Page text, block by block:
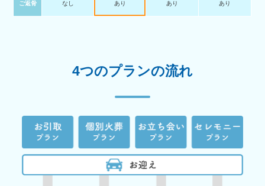
ご返骨 なし あり あり あり
4つのプランの流れ